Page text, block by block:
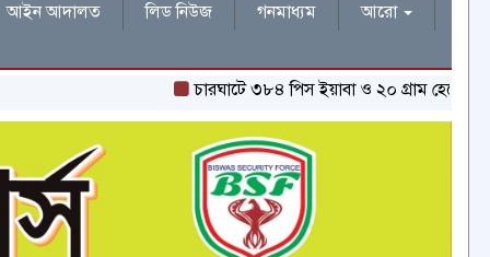
আইন আদালত লিড নিউজ গনমাধ্যম
আরো
চারঘাটে ৩৮৪ পিস ইয়াবা ও ২০ গ্রাম হেরোইনসহ একজন